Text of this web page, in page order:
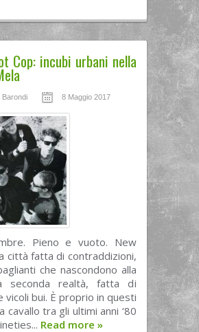
Cop: incubi urbani nella
Barondi 8 Maggio 2017
Pieno e vuoto. New
città fatta di contraddizioni,
che nascondono alla
seconda realtà, fatta di
vicoli bui. È proprio in questi
cavallo tra gli ultimi anni ‘80
Read more »